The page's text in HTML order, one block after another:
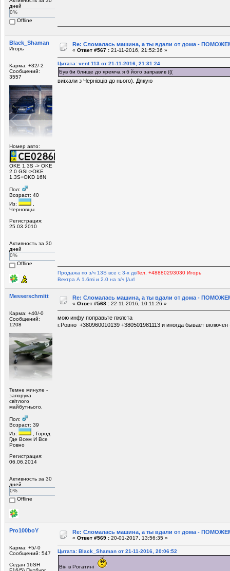
дней
0%
Offline
Black_Shaman
Игорь
Карма: +32/-2
Сообщений:
3557
Номер авто:
OKE 1.3S -> OKE
2.0 GSI->OKE
1.3S+OKD 16N
Пол:
Возраст: 40
Из:
,
Черновцы
Регистрация:
25.03.2010
Активность за 30
дней
0%
Offline
Re: Сломалась машина, а ты вдали от дома -
« Ответ #567 : 21-11-2016, 21:52:36 »
Цитата: vent 113 от 21-11-2016, 21:31:24
Був би блище до яремча я б його заправив (((
виїхали з Чернівців до нього). Дякую
Продажа по з/ч 13S все с 3-х двТел. +48880293030 Игорь
Вектра А 1.6mi и 2.0 на з/ч [/url
Mеsserschmitt
Карма: +40/-0
Сообщений:
1208
Темне минуле -
запорука
світлого
майбутнього.
Пол:
Возраст: 39
Из:
, Город
Где Всем И Все
Ровно
Регистрация:
06.06.2014
Активность за 30
дней
0%
Offline
Re: Сломалась машина, а ты вдали от дома -
« Ответ #568 : 22-11-2016, 10:11:26 »
мою инфу поправьте пжлста
г.Ровно +380960010139 +380501981113 и иногда бывает включен
Pro100boY
Карма: +5/-0
Сообщений: 547
Седан 16SH
Re: Сломалась машина, а ты вдали от дома -
« Ответ #569 : 20-01-2017, 13:56:35 »
Цитата: Black_Shaman от 21-11-2016, 20:06:52
Він в Рогатині